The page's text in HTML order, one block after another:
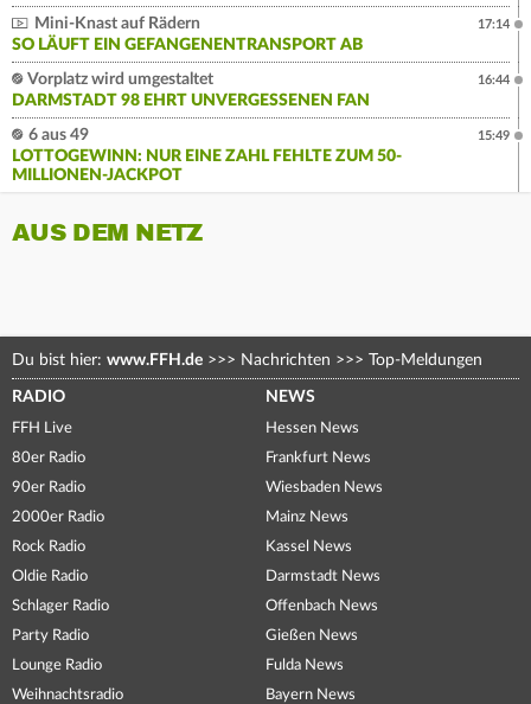
Mini-Knast auf Rädern
SO LÄUFT EIN GEFANGENENTRANSPORT AB
17:14
Vorplatz wird umgestaltet
DARMSTADT 98 EHRT UNVERGESSENEN FAN
16:44
6 aus 49
LOTTOGEWINN: NUR EINE ZAHL FEHLTE ZUM 50-
MILLIONEN-JACKPOT
15:49
AUS DEM NETZ
Du bist hier: www.FFH.de >>> Nachrichten >>> Top-Meldungen
RADIO
FFH Live
80er Radio
90er Radio
2000er Radio
Rock Radio
Oldie Radio
Schlager Radio
Party Radio
Lounge Radio
Weihnachtsradio
NEWS
Hessen News
Frankfurt News
Wiesbaden News
Mainz News
Kassel News
Darmstadt News
Offenbach News
Gießen News
Fulda News
Bayern News